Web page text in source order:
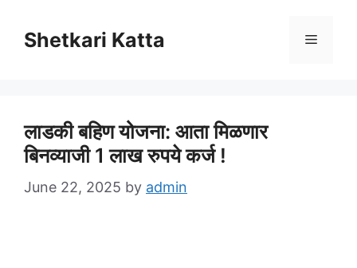
content
Shetkari Katta Menu
लाडकी बहिण योजना: आता मिळणार
बिनव्याजी 1 लाख रुपये कर्ज !
June 22, 2025 by admin